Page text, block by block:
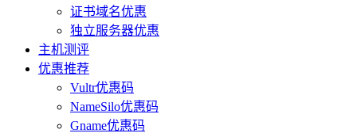
证书域名优惠
独立服务器优惠
主机测评
优惠推荐
Vultr优惠码
NameSilo优惠码
Gname优惠码